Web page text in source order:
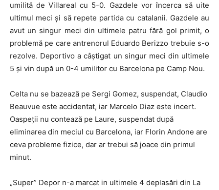
umilită de Villareal cu 5-0. Gazdele vor încerca să uite
ultimul meci şi să repete partida cu catalanii. Gazdele au
avut un singur meci din ultimele patru fără gol primit, o
problemă pe care antrenorul Eduardo Berizzo trebuie s-o
rezolve. Deportivo a câştigat un singur meci din ultimele
5 şi vin după un 0-4 umilitor cu Barcelona pe Camp Nou.
Celta nu se bazează pe Sergi Gomez, suspendat, Claudio
Beauvue este accidentat, iar Marcelo Diaz este incert.
Oaspeţii nu contează pe Laure, suspendat după
eliminarea din meciul cu Barcelona, iar Florin Andone are
ceva probleme fizice, dar ar trebui să joace din primul
minut.
„Super” Depor n-a marcat in ultimele 4 deplasări din La